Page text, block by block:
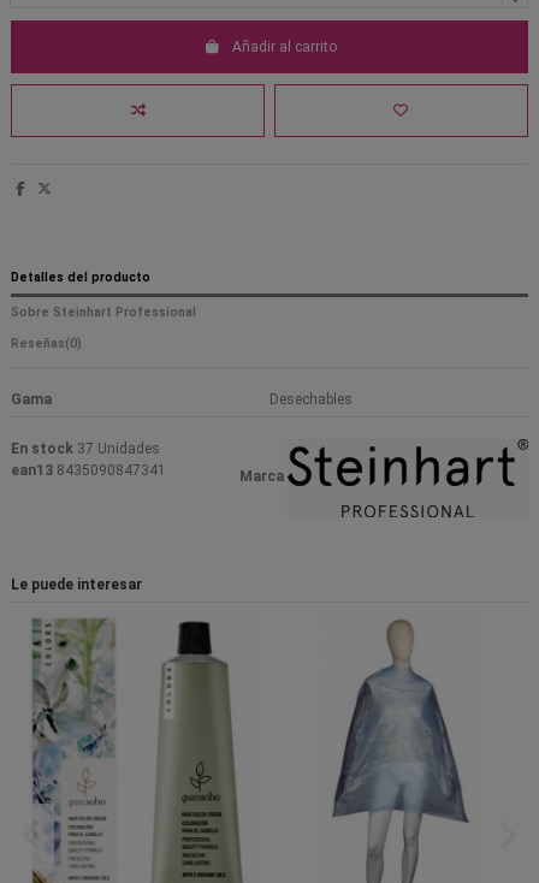
Añadir al carrito
Detalles del producto
Sobre Steinhart Professional
Reseñas(0)
Gama Desechables
Marca
En stock 37 Unidades
ean13 8435090847341
Le puede interesar